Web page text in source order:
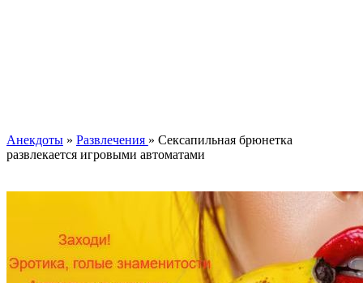
Анекдоты » Развлечения » Сексапильная брюнетка
развлекается игровыми автоматами